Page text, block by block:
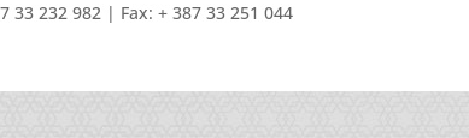
33 232 982 | Fax: + 387 33 251 044